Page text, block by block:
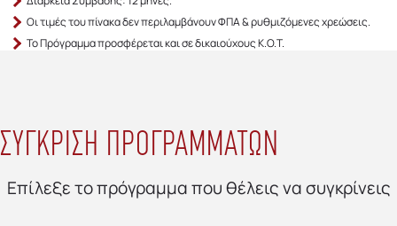
Οι τιμές του πίνακα δεν περιλαμβάνουν ΦΠΑ & ρυθμιζόμενες χρεώσεις.
Το Πρόγραμμα προσφέρεται και σε δικαιούχους Κ.Ο.Τ.
ΣΥΓΚΡΙΣΗ ΠΡΟΓΡΑΜΜΑΤΩΝ
Επίλεξε το πρόγραμμα που θέλεις να συγκρίνεις